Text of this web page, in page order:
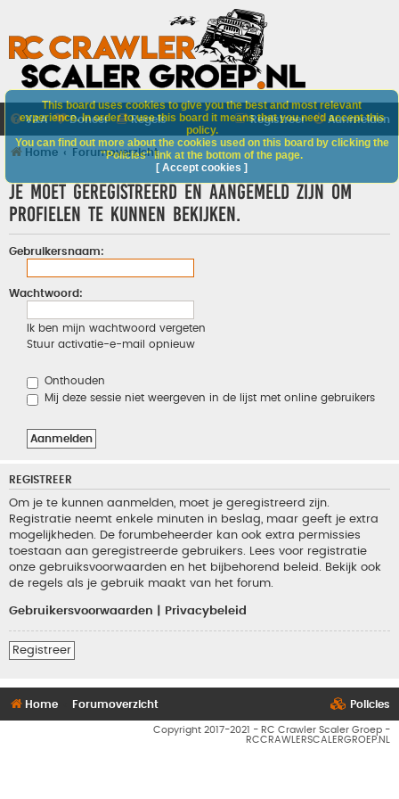
V&A Doneer Regels Aanmelden
Registreer
Home Forumoverzicht
Je moet geregistreerd en aangemeld zijn om
profielen te kunnen bekijken.
Gebruikersnaam:
Wachtwoord:
Ik ben mijn wachtwoord vergeten
Stuur activatie-e-mail opnieuw
Onthouden
Mij deze sessie niet weergeven in de lijst met online gebruikers
REGISTREER
Om je te kunnen aanmelden, moet je geregistreerd zijn.
Registratie neemt enkele minuten in beslag, maar geeft je extra
mogelijkheden. De forumbeheerder kan ook extra permissies
toestaan aan geregistreerde gebruikers. Lees voor registratie
onze gebruiksvoorwaarden en het bijbehorend beleid. Bekijk ook
de regels als je gebruik maakt van het forum.
Gebruikersvoorwaarden Privacybeleid
Registreer
This board uses cookies to give you the best and most relevant
experience. In order to use this board it means that you need accept this
policy.
You can find out more about the cookies used on this board by clicking the
"Policies" link at the bottom of the page.
[ Accept cookies ]
Home Forumoverzicht Policies
Copyright 2017-2021 - RC Crawler Scaler Groep -
RCCRAWLERSCALERGROEP.NL